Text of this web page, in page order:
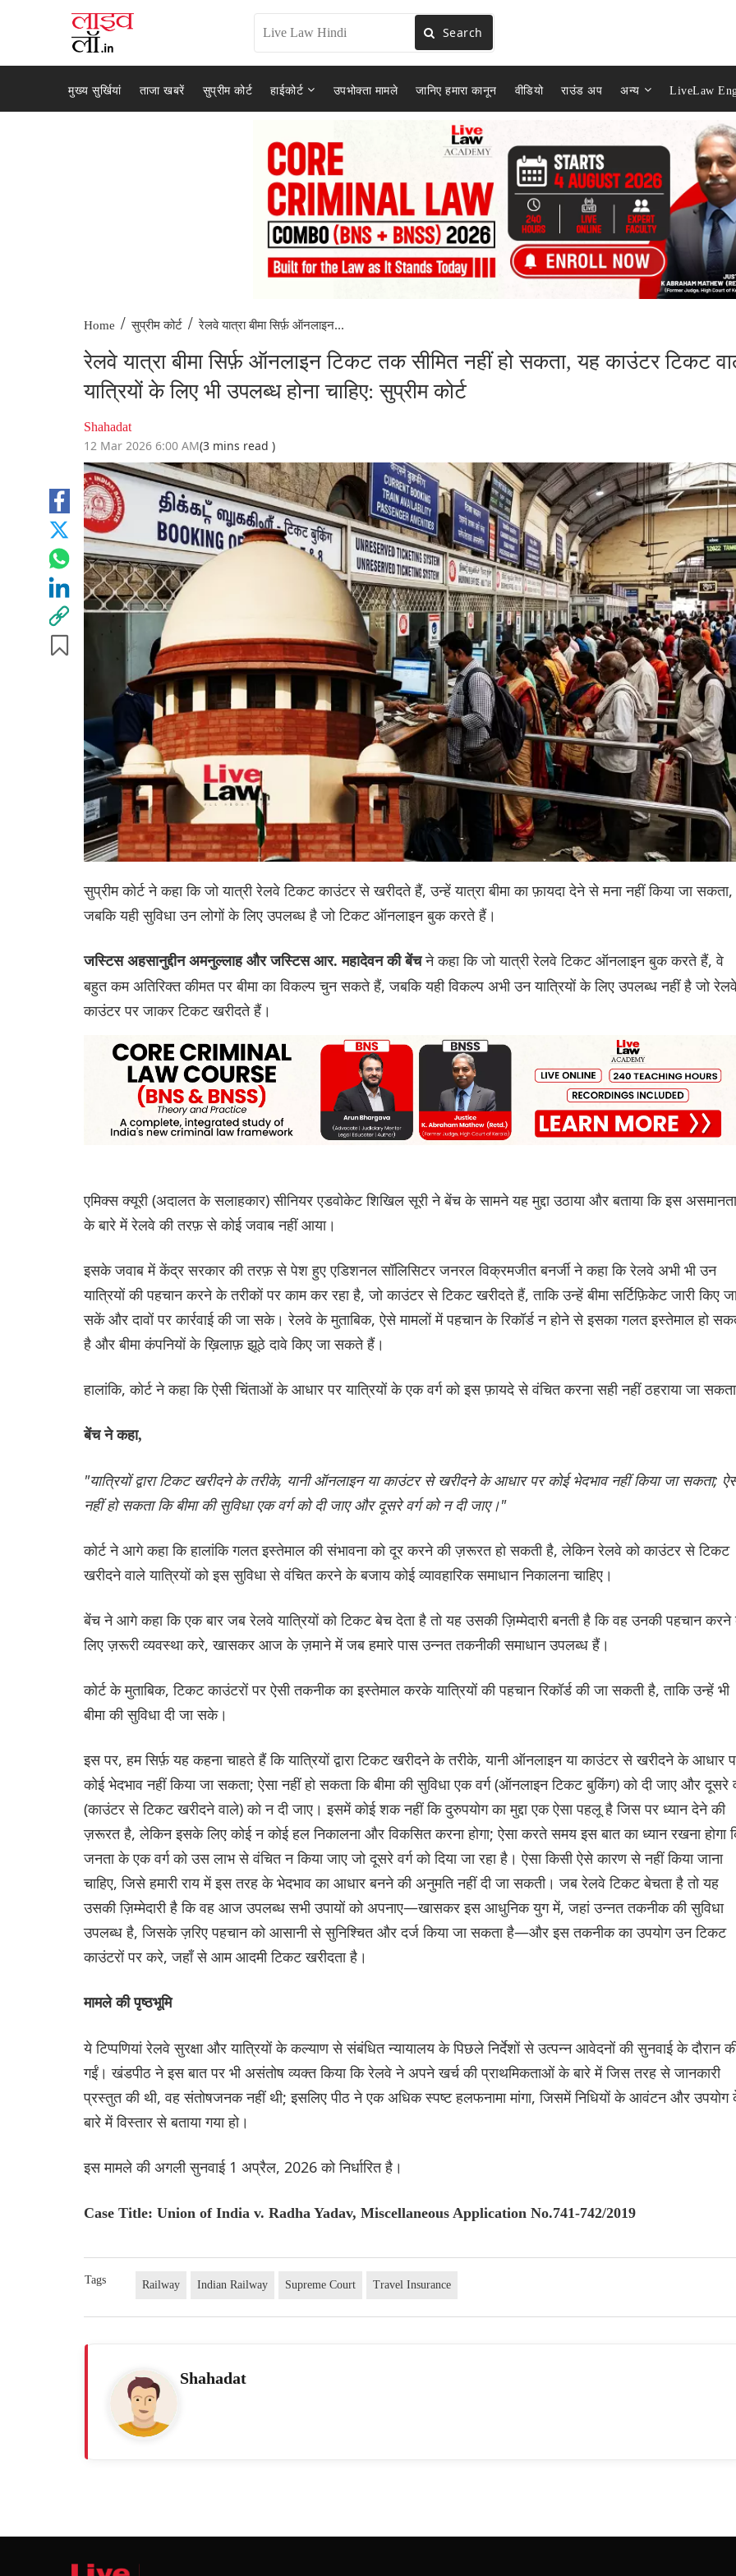
Search
मुख्य सुर्खियां ताजा खबरें सुप्रीम कोर्ट हाईकोर्ट उपभोक्ता मामले जानिए हमारा कानून वीडियो राउंड अप अन्य LiveLaw
Home / सुप्रीम कोर्ट / रेलवे यात्रा बीमा सिर्फ़ ऑनलाइन...
रेलवे यात्रा बीमा सिर्फ़ ऑनलाइन टिकट तक सीमित नहीं हो सकता, यह काउंटर टिकट
यात्रियों के लिए भी उपलब्ध होना चाहिए: सुप्रीम कोर्ट
Shahadat
12 Mar 2026 6:00 AM(3 mins read )
सुप्रीम कोर्ट ने कहा कि जो यात्री रेलवे टिकट काउंटर से खरीदते हैं, उन्हें यात्रा बीमा का फ़ायदा देने से मना नहीं किया जा सकता,
जबकि यही सुविधा उन लोगों के लिए उपलब्ध है जो टिकट ऑनलाइन बुक करते हैं।
जस्टिस अहसानुद्दीन अमनुल्लाह और जस्टिस आर. महादेवन की बेंचने कहा कि जो यात्री रेलवे टिकट ऑनलाइन बुक करते हैं, वे
बहुत कम अतिरिक्त कीमत पर बीमा का विकल्प चुन सकते हैं, जबकि यही विकल्प अभी उन यात्रियों के लिए उपलब्ध नहीं है जो
काउंटर पर जाकर टिकट खरीदते हैं।
एमिक्स क्यूरी (अदालत के सलाहकार) सीनियर एडवोकेट शिखिल सूरी ने बेंच के सामने यह मुद्दा उठाया और बताया कि इस असमानता
के बारे में रेलवे की तरफ़ से कोई जवाब नहीं आया।
इसके जवाब में केंद्र सरकार की तरफ़ से पेश हुए एडिशनल सॉलिसिटर जनरल विक्रमजीत बनर्जी ने कहा कि रेलवे अभी भी उन
यात्रियों की पहचान करने के तरीकों पर काम कर रहा है, जो काउंटर से टिकट खरीदते हैं, ताकि उन्हें बीमा सर्टिफ़िकेट जारी किए
सकें और दावों पर कार्रवाई की जा सके। रेलवे के मुताबिक, ऐसे मामलों में पहचान के रिकॉर्ड न होने से इसका गलत इस्तेमाल हो
है और बीमा कंपनियों के ख़िलाफ़ झूठे दावे किए जा सकते हैं।
हालांकि, कोर्ट ने कहा कि ऐसी चिंताओं के आधार पर यात्रियों के एक वर्ग को इस फ़ायदे से वंचित करना सही नहीं ठहराया जा
बेंच ने कहा,
"यात्रियों द्वारा टिकट खरीदने के तरीके, यानी ऑनलाइन या काउंटर से खरीदने के आधार पर कोई भेदभाव नहीं किया जा सकता;
नहीं हो सकता कि बीमा की सुविधा एक वर्ग को दी जाए और दूसरे वर्ग को न दी जाए।"
कोर्ट ने आगे कहा कि हालांकि गलत इस्तेमाल की संभावना को दूर करने की ज़रूरत हो सकती है, लेकिन रेलवे को काउंटर से टिकट
खरीदने वाले यात्रियों को इस सुविधा से वंचित करने के बजाय कोई व्यावहारिक समाधान निकालना चाहिए।
बेंच ने आगे कहा कि एक बार जब रेलवे यात्रियों को टिकट बेच देता है तो यह उसकी ज़िम्मेदारी बनती है कि वह उनकी पहचान
लिए ज़रूरी व्यवस्था करे, खासकर आज के ज़माने में जब हमारे पास उन्नत तकनीकी समाधान उपलब्ध हैं।
कोर्ट के मुताबिक, टिकट काउंटरों पर ऐसी तकनीक का इस्तेमाल करके यात्रियों की पहचान रिकॉर्ड की जा सकती है, ताकि उन्हें भी
बीमा की सुविधा दी जा सके।
इस पर, हम सिर्फ़ यह कहना चाहते हैं कि यात्रियों द्वारा टिकट खरीदने के तरीके, यानी ऑनलाइन या काउंटर से खरीदने के आधार
कोई भेदभाव नहीं किया जा सकता; ऐसा नहीं हो सकता कि बीमा की सुविधा एक वर्ग (ऑनलाइन टिकट बुकिंग) को दी जाए और दूसरे
(काउंटर से टिकट खरीदने वाले) को न दी जाए। इसमें कोई शक नहीं कि दुरुपयोग का मुद्दा एक ऐसा पहलू है जिस पर ध्यान देने की
ज़रूरत है, लेकिन इसके लिए कोई न कोई हल निकालना और विकसित करना होगा; ऐसा करते समय इस बात का ध्यान रखना होगा
जनता के एक वर्ग को उस लाभ से वंचित न किया जाए जो दूसरे वर्ग को दिया जा रहा है। ऐसा किसी ऐसे कारण से नहीं किया जाना
चाहिए, जिसे हमारी राय में इस तरह के भेदभाव का आधार बनने की अनुमति नहीं दी जा सकती। जब रेलवे टिकट बेचता है तो यह
उसकी ज़िम्मेदारी है कि वह आज उपलब्ध सभी उपायों को अपनाए—खासकर इस आधुनिक युग में, जहां उन्नत तकनीक की सुविधा
उपलब्ध है, जिसके ज़रिए पहचान को आसानी से सुनिश्चित और दर्ज किया जा सकता है—और इस तकनीक का उपयोग उन टिकट
काउंटरों पर करे, जहाँ से आम आदमी टिकट खरीदता है।
मामले की पृष्ठभूमि
ये टिप्पणियां रेलवे सुरक्षा और यात्रियों के कल्याण से संबंधित न्यायालय के पिछले निर्देशों से उत्पन्न आवेदनों की सुनवाई के दौरान
गईं। खंडपीठ ने इस बात पर भी असंतोष व्यक्त किया कि रेलवे ने अपने खर्च की प्राथमिकताओं के बारे में जिस तरह से जानकारी
प्रस्तुत की थी, वह संतोषजनक नहीं थी; इसलिए पीठ ने एक अधिक स्पष्ट हलफनामा मांगा, जिसमें निधियों के आवंटन और उपयोग
बारे में विस्तार से बताया गया हो।
इस मामले की अगली सुनवाई 1 अप्रैल, 2026 को निर्धारित है।
Case Title: Union of India v. Radha Yadav, Miscellaneous Application No.741-742/2019
Tags Railway Indian Railway Supreme Court Travel Insurance
Shahadat